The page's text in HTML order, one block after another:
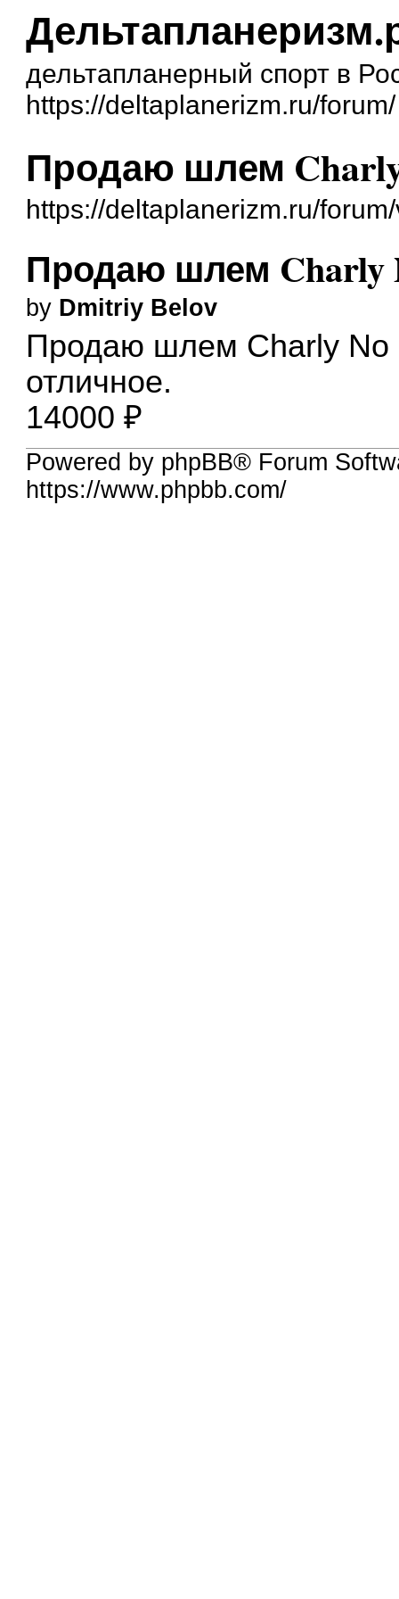
дельтапланерный спорт в
https://deltaplanerizm.ru/forum/
Продаю шлем
https://deltaplanerizm.ru/
Продаю шлем Charly
by Dmitriy Belov
Продаю шлем Charly No
отличное.
14000 ₽
Powered by phpBB® Forum
https://www.phpbb.com/